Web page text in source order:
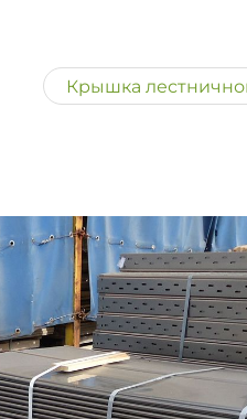
Крышка